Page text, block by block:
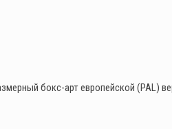
бокс-арт европейской (PAL)